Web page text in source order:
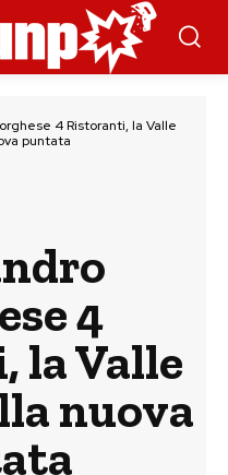
4 Ristoranti, la Valle
puntata
4
la Valle
nuova